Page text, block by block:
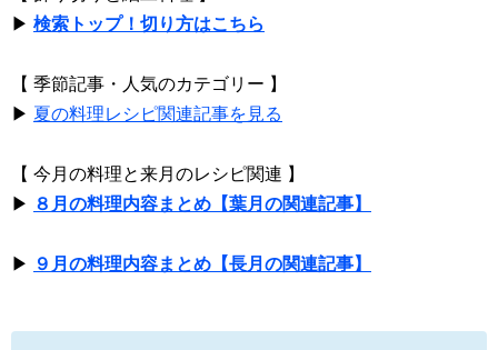
▶ 検索トップ！切り方はこちら
【 季節記事・人気のカテゴリー 】
▶ 夏の料理レシピ関連記事を見る
【 今月の料理と来月のレシピ関連 】
▶ ８月の料理内容まとめ【葉月の関連記事】
▶ ９月の料理内容まとめ【長月の関連記事】